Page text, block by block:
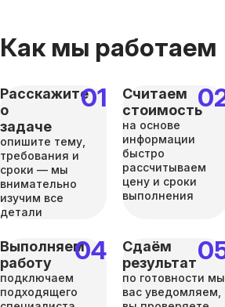
Как мы работаем
Расскажите
о
задаче
опишите тему,
требования и
сроки — мы
внимательно
изучим все
детали
Считаем
стоимость
на основе
информации
быстро
рассчитываем
цену и сроки
выполнения
Выполняем
работу
подключаем
подходящего
Сдаём
результат
по готовности мы
вас уведомляем,